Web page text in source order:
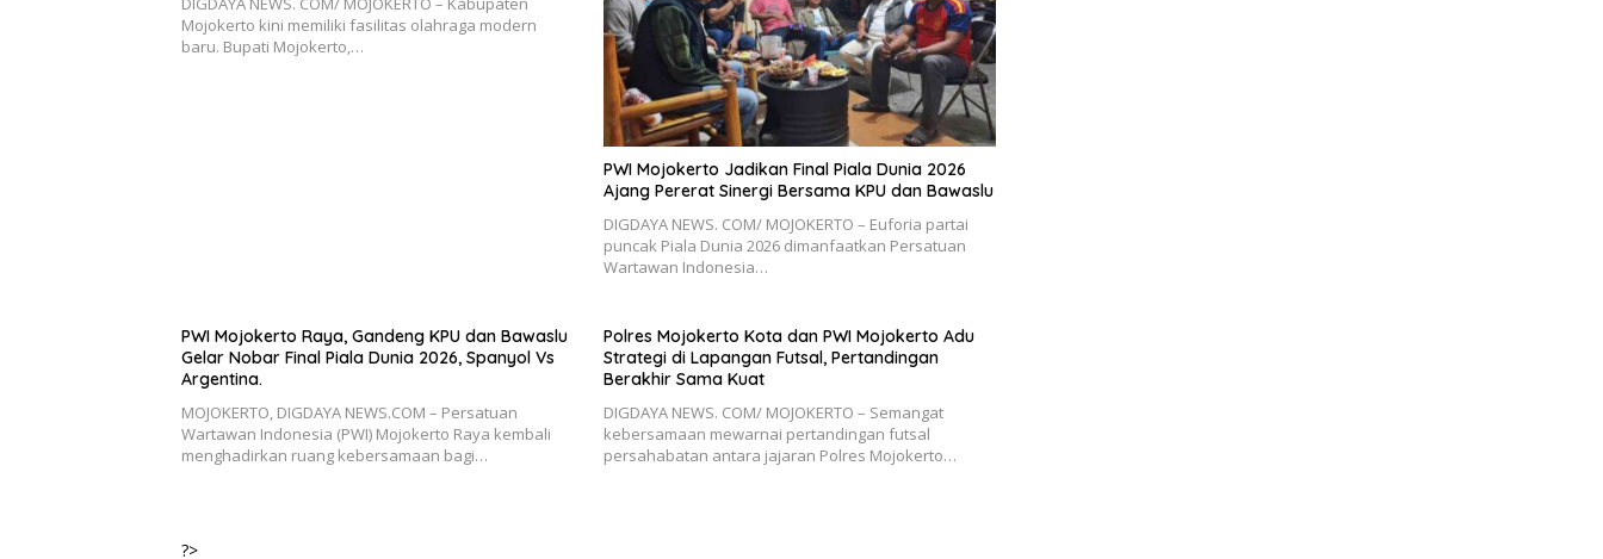
Mojokerto kini memiliki fasilitas olahraga modern
baru. Bupati Mojokerto,…
PWI Mojokerto Jadikan Final Piala Dunia 2026
Ajang Pererat Sinergi Bersama KPU dan Bawaslu
DIGDAYA NEWS. COM/ MOJOKERTO – Euforia partai
puncak Piala Dunia 2026 dimanfaatkan Persatuan
Wartawan Indonesia…
PWI Mojokerto Raya, Gandeng KPU dan Bawaslu
Gelar Nobar Final Piala Dunia 2026, Spanyol Vs
Argentina.
MOJOKERTO, DIGDAYA NEWS.COM – Persatuan
Wartawan Indonesia (PWI) Mojokerto Raya kembali
menghadirkan ruang kebersamaan bagi…
Polres Mojokerto Kota dan PWI Mojokerto Adu
Strategi di Lapangan Futsal, Pertandingan
Berakhir Sama Kuat
DIGDAYA NEWS. COM/ MOJOKERTO – Semangat
kebersamaan mewarnai pertandingan futsal
persahabatan antara jajaran Polres Mojokerto…
?>